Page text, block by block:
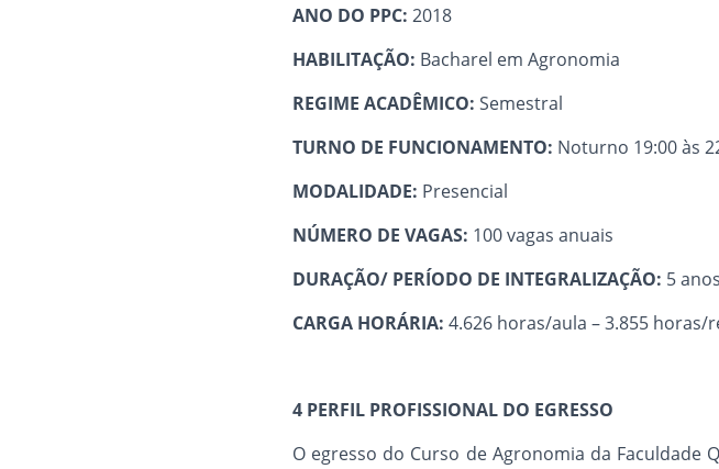
ANO DO PPC: 2018
HABILITAÇÃO: Bacharel em Agronomia
REGIME ACADÊMICO: Semestral
TURNO DE FUNCIONAMENTO: Noturno 19:00 às
MODALIDADE: Presencial
NÚMERO DE VAGAS: 100 vagas anuais
DURAÇÃO/ PERÍODO DE INTEGRALIZAÇÃO: 5
CARGA HORÁRIA: 4.626 horas/aula – 3.855 horas/
4 PERFIL PROFISSIONAL DO EGRESSO
O egresso do Curso de Agronomia da Faculdade